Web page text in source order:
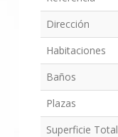
Dirección
Habitaciones
Baños
Plazas
Superficie Total